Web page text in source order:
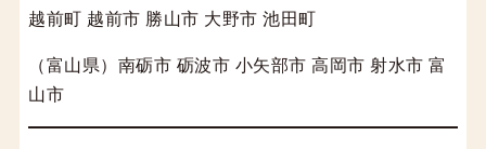
越前町 越前市 勝山市 大野市 池田町
（富山県）南砺市 砺波市 小矢部市 高岡市 射水市 富
山市